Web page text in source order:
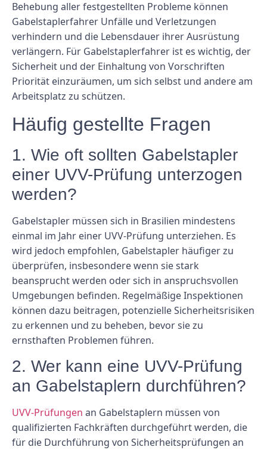
Behebung aller festgestellten Probleme können
Gabelstaplerfahrer Unfälle und Verletzungen
verhindern und die Lebensdauer ihrer Ausrüstung
verlängern. Für Gabelstaplerfahrer ist es wichtig, der
Sicherheit und der Einhaltung von Vorschriften
Priorität einzuräumen, um sich selbst und andere am
Arbeitsplatz zu schützen.
Häufig gestellte Fragen
1. Wie oft sollten Gabelstapler
einer UVV-Prüfung unterzogen
werden?
Gabelstapler müssen sich in Brasilien mindestens
einmal im Jahr einer UVV-Prüfung unterziehen. Es
wird jedoch empfohlen, Gabelstapler häufiger zu
überprüfen, insbesondere wenn sie stark
beansprucht werden oder sich in anspruchsvollen
Umgebungen befinden. Regelmäßige Inspektionen
können dazu beitragen, potenzielle Sicherheitsrisiken
zu erkennen und zu beheben, bevor sie zu
ernsthaften Problemen führen.
2. Wer kann eine UVV-Prüfung
an Gabelstaplern durchführen?
UVV-Prüfungen an Gabelstaplern müssen von
qualifizierten Fachkräften durchgeführt werden, die
für die Durchführung von Sicherheitsprüfungen an